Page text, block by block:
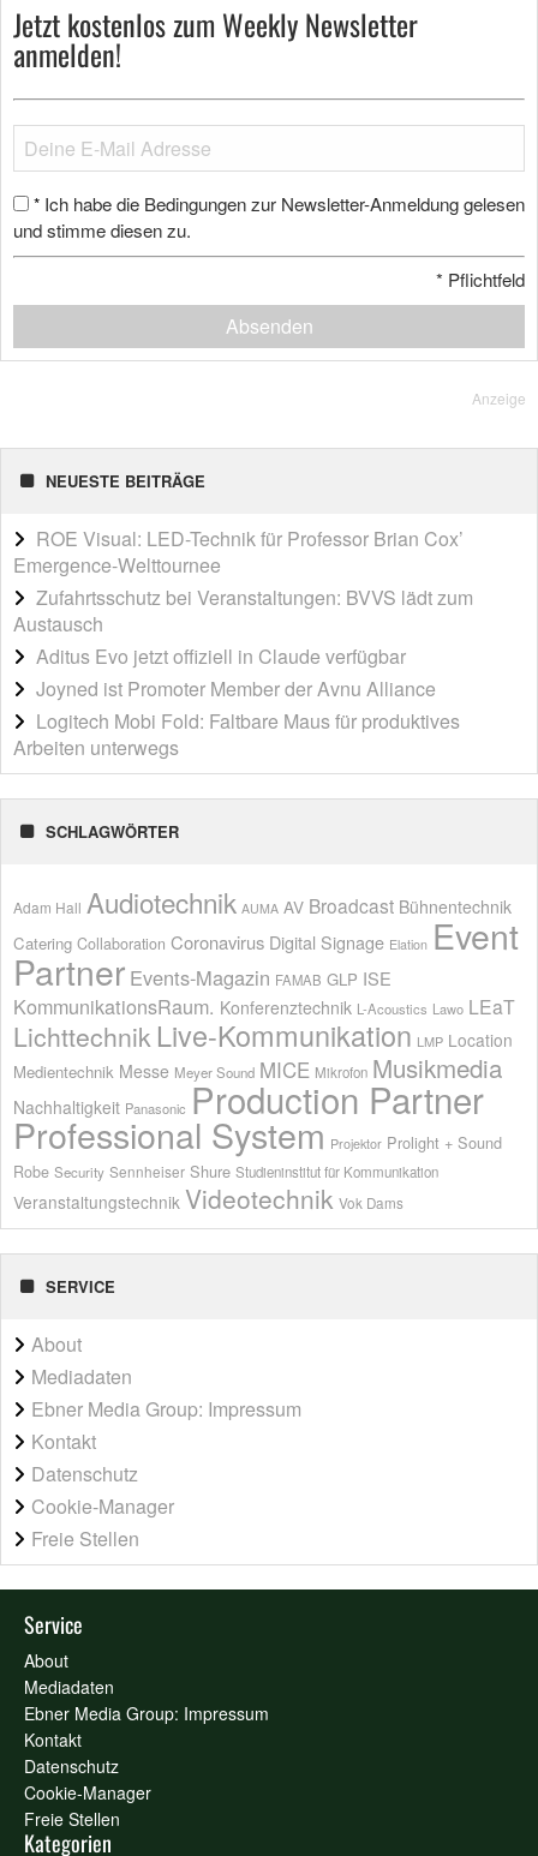
Jetzt kostenlos zum Weekly Newsletter
anmelden!
* Ich habe die Bedingungen zur Newsletter-Anmeldung gelesen
und stimme diesen zu.
* Pflichtfeld
Absenden
Anzeige
NEUESTE BEITRÄGE
ROE Visual: LED-Technik für Professor Brian Cox’
Emergence-Welttournee
Zufahrtsschutz bei Veranstaltungen: BVVS lädt zum
Austausch
Aditus Evo jetzt offiziell in Claude verfügbar
Joyned ist Promoter Member der Avnu Alliance
Logitech Mobi Fold: Faltbare Maus für produktives
Arbeiten unterwegs
SCHLAGWÖRTER
Adam Hall Audiotechnik AUMA AV Broadcast Bühnentechnik
Catering Collaboration Coronavirus Digital Signage Elation Event
Partner Events-Magazin FAMAB GLP ISE
KommunikationsRaum. Konferenztechnik L-Acoustics Lawo LEaT
Lichttechnik Live-Kommunikation LMP Location
Medientechnik Messe Meyer Sound MICE Mikrofon Musikmedia
Nachhaltigkeit Panasonic Production Partner
Professional System Projektor Prolight + Sound
Robe Security Sennheiser Shure Studieninstitut für Kommunikation
Veranstaltungstechnik Videotechnik Vok Dams
SERVICE
About
Mediadaten
Ebner Media Group: Impressum
Kontakt
Datenschutz
Cookie-Manager
Freie Stellen
Service
About
Mediadaten
Ebner Media Group: Impressum
Kontakt
Datenschutz
Cookie-Manager
Freie Stellen
Kategorien